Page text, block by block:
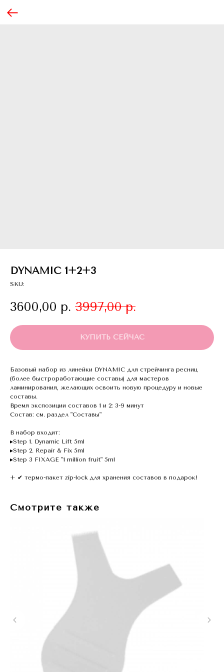
DYNAMIC 1+2+3
SKU:
3600,00 р. 3997,00 р.
КУПИТЬ СЕЙЧАС
Базовый набор из линейки DYNAMIC для стрейчинга ресниц
(более быстроработающие составы) для мастеров
ламинирования, желающих освоить новую процедуру и новые
составы.
Время экспозиции составов 1 и 2: 3-9 минут
Состав: см. раздел "Составы"
В набор входит:
▸Step 1. Dynamic Lift 5ml
▸Step 2. Repair & Fix 5ml
▸Step 3 FIXAGE "1 million fruit" 5ml
+ ✔ термо-пакет zip-lock для хранения составов в подарок!
Смотрите также